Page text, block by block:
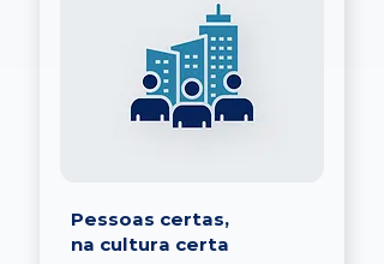
Pessoas certas,
na cultura certa